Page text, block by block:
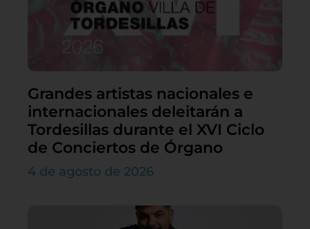
Grandes artistas nacionales e
internacionales deleitarán a
Tordesillas durante el XVI Ciclo
de Conciertos de Órgano
4 de agosto de 2026